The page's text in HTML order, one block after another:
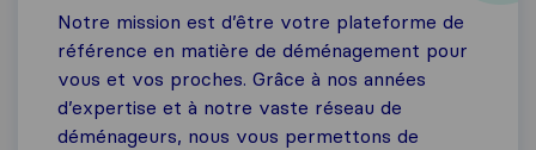
Notre mission est d’être votre plateforme de
référence en matière de déménagement pour
vous et vos proches. Grâce à nos années
d’expertise et à notre vaste réseau de
déménageurs, nous vous permettons de